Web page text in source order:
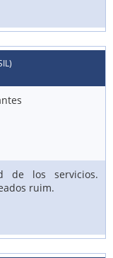
de los servicios.
ruim.